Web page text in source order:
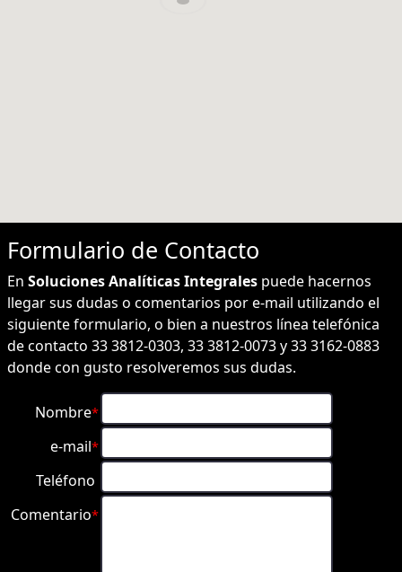
Formulario de Contacto
En Soluciones Analíticas Integrales puede hacernos
llegar sus dudas o comentarios por e-mail utilizando el
siguiente formulario, o bien a nuestros línea telefónica
de contacto 33 3812-0303, 33 3812-0073 y 33 3162-0883
donde con gusto resolveremos sus dudas.
Nombre*
e-mail*
Teléfono
Comentario*